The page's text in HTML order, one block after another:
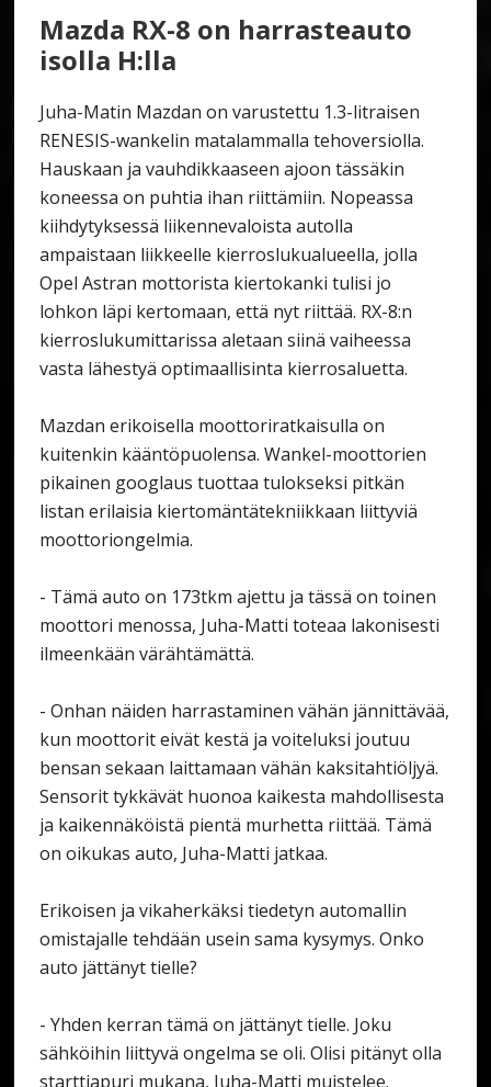
Mazda RX-8 on harrasteauto
isolla H:lla
Juha-Matin Mazdan on varustettu 1.3-litraisen
RENESIS-wankelin matalammalla tehoversiolla.
Hauskaan ja vauhdikkaaseen ajoon tässäkin
koneessa on puhtia ihan riittämiin. Nopeassa
kiihdytyksessä liikennevaloista autolla
ampaistaan liikkeelle kierroslukualueella, jolla
Opel Astran mottorista kiertokanki tulisi jo
lohkon läpi kertomaan, että nyt riittää. RX-8:n
kierroslukumittarissa aletaan siinä vaiheessa
vasta lähestyä optimaallisinta kierrosaluetta.
Mazdan erikoisella moottoriratkaisulla on
kuitenkin kääntöpuolensa. Wankel-moottorien
pikainen googlaus tuottaa tulokseksi pitkän
listan erilaisia kiertomäntätekniikkaan liittyviä
moottoriongelmia.
- Tämä auto on 173tkm ajettu ja tässä on toinen
moottori menossa, Juha-Matti toteaa lakonisesti
ilmeenkään värähtämättä.
- Onhan näiden harrastaminen vähän jännittävää,
kun moottorit eivät kestä ja voiteluksi joutuu
bensan sekaan laittamaan vähän kaksitahtiöljyä.
Sensorit tykkävät huonoa kaikesta mahdollisesta
ja kaikennäköistä pientä murhetta riittää. Tämä
on oikukas auto, Juha-Matti jatkaa.
Erikoisen ja vikaherkäksi tiedetyn automallin
omistajalle tehdään usein sama kysymys. Onko
auto jättänyt tielle?
- Yhden kerran tämä on jättänyt tielle. Joku
sähköihin liittyvä ongelma se oli. Olisi pitänyt olla
starttiapuri mukana, Juha-Matti muistelee.